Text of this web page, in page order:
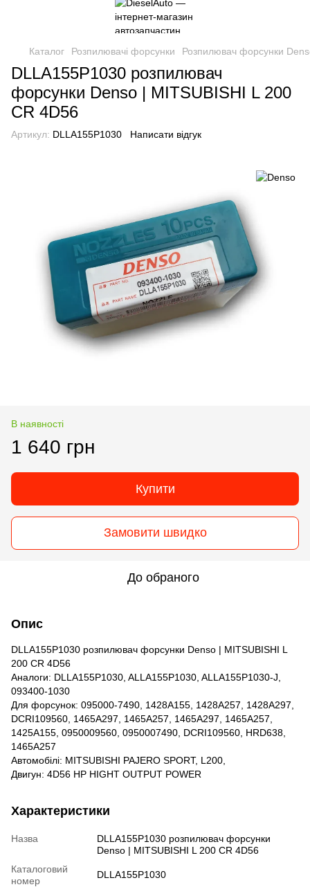
Каталог Розпилювачі форсунки Розпилювач форсунки
DLLA155P1030 розпилювач
форсунки Denso | MITSUBISHI L 200
CR 4D56
Артикул: DLLA155P1030 Написати відгук
В наявності
1 640 грн
Купити
Замовити швидко
До обраного
Опис
DLLA155P1030 розпилювач форсунки Denso | MITSUBISHI L
200 CR 4D56
Аналоги: DLLA155P1030, ALLA155P1030, ALLA155P1030-J,
093400-1030
Для форсунок: 095000-7490, 1428A155, 1428A257, 1428A297,
DCRI109560, 1465A297, 1465A257, 1465А297, 1465А257,
1425А155, 0950009560, 0950007490, DCRI109560, HRD638,
1465А257
Автомобілі: MITSUBISHI PAJERO SPORT, L200,
Двигун: 4D56 HP HIGHT OUTPUT POWER
Характеристики
Назва
DLLA155P1030 розпилювач форсунки
Denso | MITSUBISHI L 200 CR 4D56
Каталоговий
номер
DLLA155P1030